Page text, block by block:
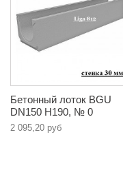
Бетонный лоток BGU
DN150 H190, № 0
2 095,20 руб